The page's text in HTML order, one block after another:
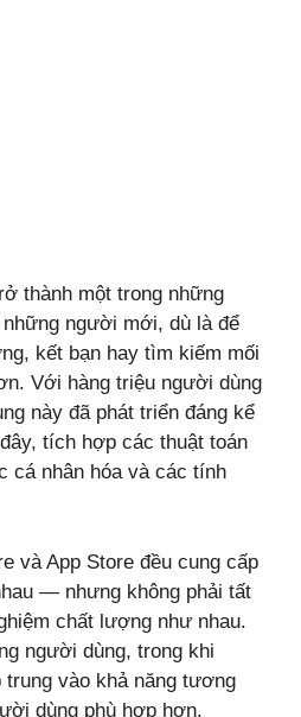
thành một trong những
người mới, dù là để
kết bạn hay tìm kiếm mối
Với hàng triệu người dùng
này đã phát triển đáng kể
tích hợp các thuật toán
cá nhân hóa và các tính
và App Store đều cung cấp
— nhưng không phải tất
chất lượng như nhau.
người dùng, trong khi
vào khả năng tương
dùng phù hợp hơn.